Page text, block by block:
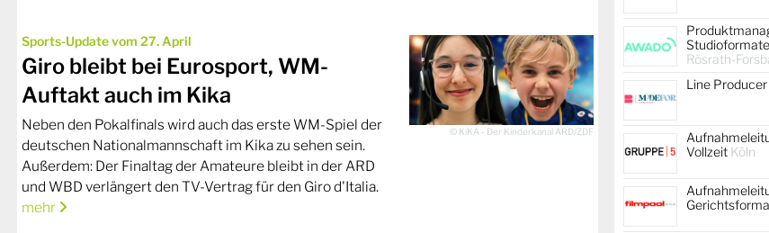
Sports-Update vom 27. April
Giro bleibt bei Eurosport, WM-
Auftakt auch im Kika
Neben den Pokalfinals wird auch das erste WM-Spiel der
deutschen Nationalmannschaft im Kika zu sehen sein.
Außerdem: Der Finaltag der Amateure bleibt in der ARD
und WBD verlängert den TV-Vertrag für den Giro d'Italia.
mehr
© KiKA - Der Kinderkanal ARD/ZDF
Rösrath-
Line
Vollzeit Köln